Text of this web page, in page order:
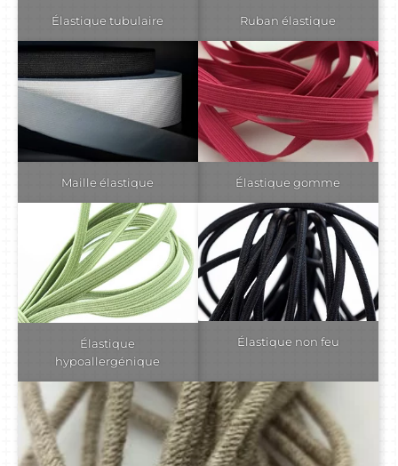
Élastique tubulaire Ruban élastique
Maille élastique Élastique gomme
Élastique
hypoallergénique
Élastique non feu